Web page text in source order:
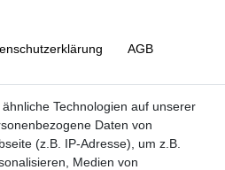
AGB
Widerrufs­recht
Kontakt
Technologien auf unserer
Daten von
(z.B. IP-Adresse), um z.B.
Medien von